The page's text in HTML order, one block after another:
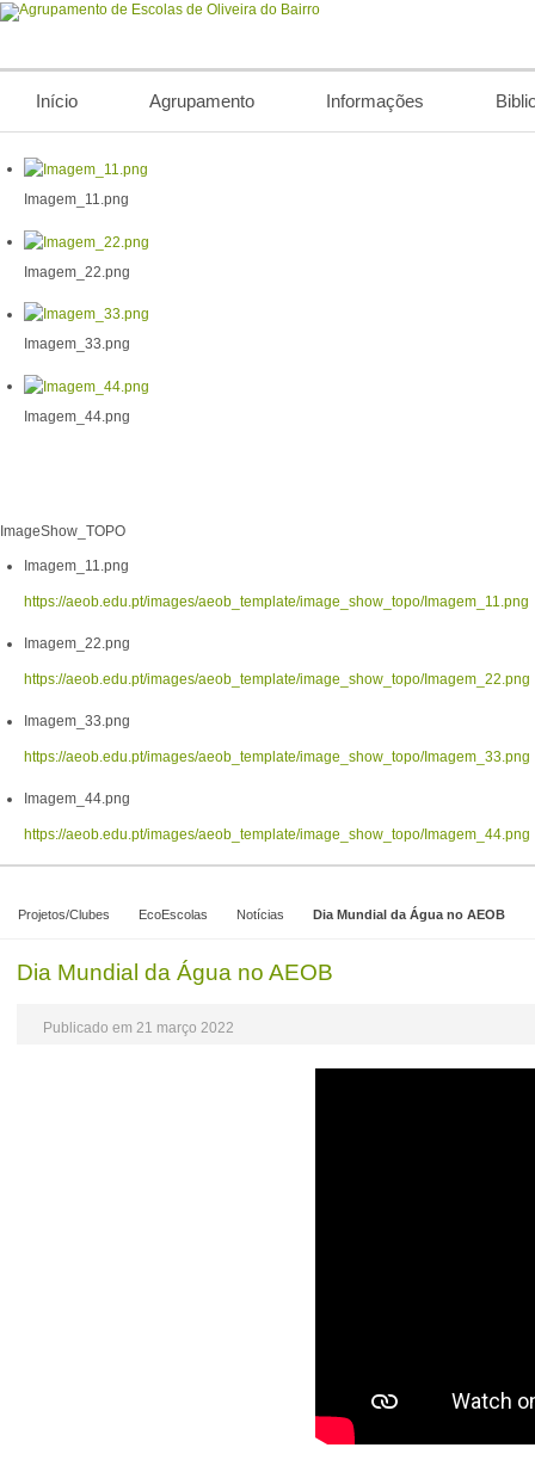
Início Agrupamento Informações
Imagem_11.png
Imagem_22.png
Imagem_33.png
Imagem_44.png
ImageShow_TOPO
Imagem_11.png
https://aeob.edu.pt/images/aeob_template/image_show_topo/Imagem_11.png
Imagem_22.png
https://aeob.edu.pt/images/aeob_template/image_show_topo/Imagem_22.png
Imagem_33.png
https://aeob.edu.pt/images/aeob_template/image_show_topo/Imagem_33.png
Imagem_44.png
https://aeob.edu.pt/images/aeob_template/image_show_topo/Imagem_44.png
Projetos/Clubes EcoEscolas Notícias Dia Mundial da Água no AEOB
Dia Mundial da Água no AEOB
Publicado em 21 março 2022